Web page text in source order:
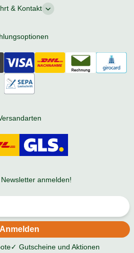
& Kontakt
anmelden!
✓ Gutscheine und Aktionen